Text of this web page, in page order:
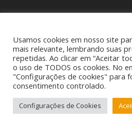
Telefone: (53) 3260-1350 E-mail:
Usamos cookies em nosso site
mais relevante, lembrando suas
repetidas. Ao clicar em “Aceitar
o uso de TODOS os cookies. No
"Configurações de cookies" para
consentimento controlado.
Configurações de Cookies